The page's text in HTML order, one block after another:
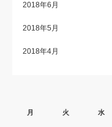
2018年6月
2018年5月
2018年4月
月
火 水